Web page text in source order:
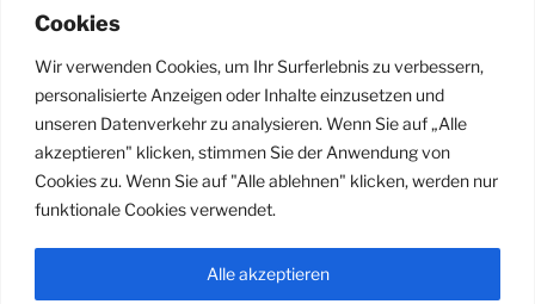
Cookies
Wir verwenden Cookies, um Ihr Surferlebnis zu verbessern,
personalisierte Anzeigen oder Inhalte einzusetzen und
unseren Datenverkehr zu analysieren. Wenn Sie auf „Alle
akzeptieren" klicken, stimmen Sie der Anwendung von
Cookies zu. Wenn Sie auf "Alle ablehnen" klicken, werden nur
funktionale Cookies verwendet.
Alle akzeptieren
IBAN: DE63 3705 0299 0311 0013 58
Kreissparkasse Köln
Bitte Verwendungszweck angeben.
[ Zur Spenden Info-Seite… ]